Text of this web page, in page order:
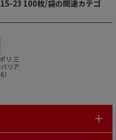
23 100枚/袋の関連カテゴ
リ 三
リア
）